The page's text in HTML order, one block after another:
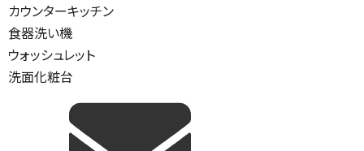
カウンターキッチン
食器洗い機
ウォッシュレット
洗面化粧台